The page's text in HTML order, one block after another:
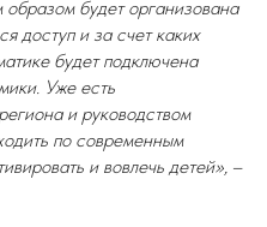
будет организована
доступ и за счет каких
будет подключена
Уже есть
и руководством
по современным
и вовлечь детей», –